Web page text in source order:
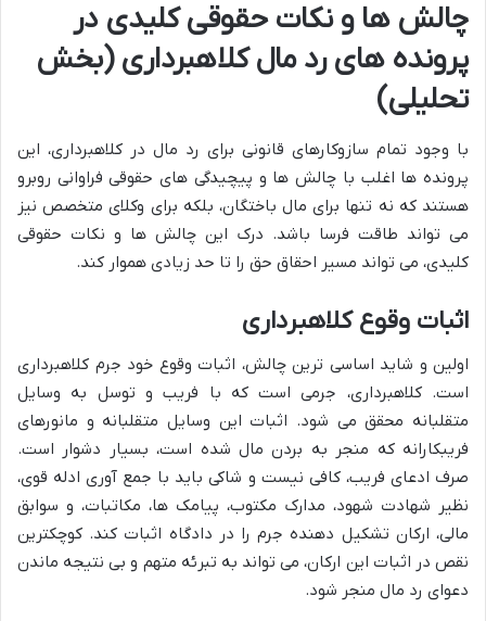
چالش ها و نکات حقوقی کلیدی در
پرونده های رد مال کلاهبرداری (بخش
تحلیلی)
با وجود تمام سازوکارهای قانونی برای رد مال در کلاهبرداری، این
پرونده ها اغلب با چالش ها و پیچیدگی های حقوقی فراوانی روبرو
هستند که نه تنها برای مال باختگان، بلکه برای وکلای متخصص نیز
می تواند طاقت فرسا باشد. درک این چالش ها و نکات حقوقی
کلیدی، می تواند مسیر احقاق حق را تا حد زیادی هموار کند.
اثبات وقوع کلاهبرداری
اولین و شاید اساسی ترین چالش، اثبات وقوع خود جرم کلاهبرداری
است. کلاهبرداری، جرمی است که با فریب و توسل به وسایل
متقلبانه محقق می شود. اثبات این وسایل متقلبانه و مانورهای
فریبکارانه که منجر به بردن مال شده است، بسیار دشوار است.
صرف ادعای فریب، کافی نیست و شاکی باید با جمع آوری ادله قوی،
نظیر شهادت شهود، مدارک مکتوب، پیامک ها، مکاتبات، و سوابق
مالی، ارکان تشکیل دهنده جرم را در دادگاه اثبات کند. کوچکترین
نقص در اثبات این ارکان، می تواند به تبرئه متهم و بی نتیجه ماندن
دعوای رد مال منجر شود.